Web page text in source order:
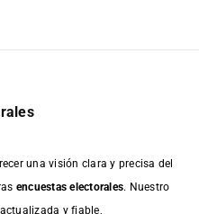
una visión clara y precisa del
encuestas electorales. Nuestro
y fiable,